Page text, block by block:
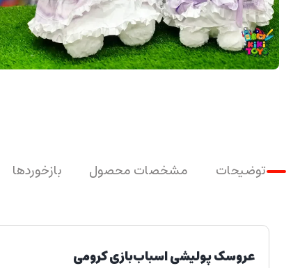
توضیحات مشخصات محصول بازخوردها
عروسک پولیشی اسباب‌بازی کرومی